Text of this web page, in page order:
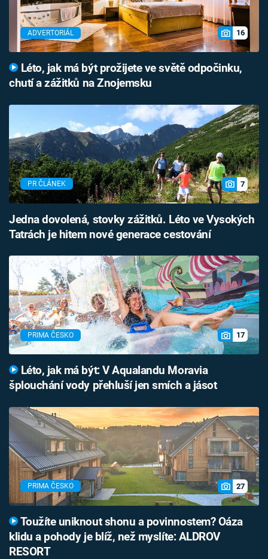
ADVERTORIÁL 16
Léto, jak má být prožijete ve světě odpočinku,
chutí a zážitků na Znojemsku
PR ČLÁNEK 7
Jedna dovolená, stovky zážitků. Léto ve Vysokých
Tatrách je hitem nové generace cestování
PRIMA ČESKO 17
Léto, jak má být: V Aqualandu Moravia
šplouchání vody přehluší jen smích a jásot
PRIMA ČESKO 27
Toužíte uniknout shonu a povinnostem? Oáza
klidu a pohody je blíž, než myslíte: ALDROV
RESORT